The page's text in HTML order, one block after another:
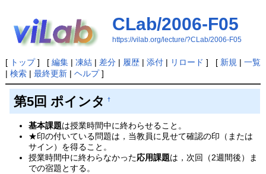
CLab/2006-F05
https://vilab.org/lecture/?CLab/2006-F05
[ トップ] [ 編集| 凍結| 差分| 履歴| 添付| リロード ] [ 新規 | 一覧
| 検索| 最終更新| ヘルプ]
第5回 ポインタ †
基本課題は授業時間中に終わらせること。
★印の付いている問題は，当教員に見せて確認の印（または
サイン）を得ること。
授業時間中に終わらなかった応用課題は，次回（2週間後）ま
での宿題とする。